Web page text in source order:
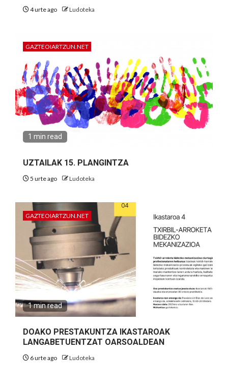
4 urte ago Ludoteka
GAZTEOIARTZUN.NET
1 min read
UZTAILAK 15. PLANGINTZA
5 urte ago Ludoteka
GAZTEOIARTZUN.NET
1 min read
DOAKO PRESTAKUNTZA IKASTAROAK
LANGABETUENTZAT OARSOALDEAN
6 urte ago Ludoteka